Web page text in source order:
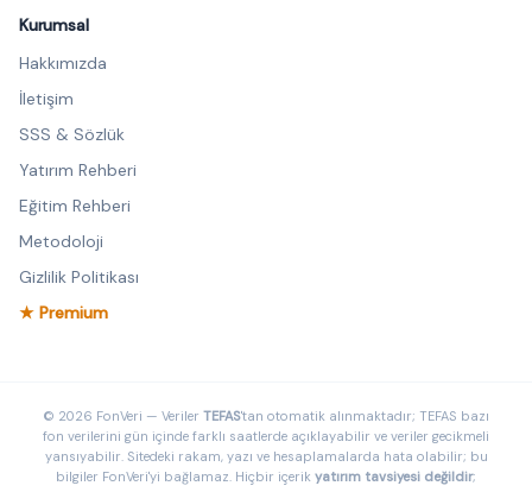
Kurumsal
Hakkımızda
İletişim
SSS & Sözlük
Yatırım Rehberi
Eğitim Rehberi
Metodoloji
Gizlilik Politikası
★ Premium
© 2026 FonVeri — Veriler TEFAS'tan otomatik alınmaktadır; TEFAS bazı
fon verilerini gün içinde farklı saatlerde açıklayabilir ve veriler gecikmeli
yansıyabilir. Sitedeki rakam, yazı ve hesaplamalarda hata olabilir; bu
bilgiler FonVeri'yi bağlamaz. Hiçbir içerik yatırım tavsiyesi değildir;